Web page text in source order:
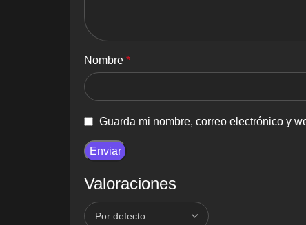
Valoraciones
Nombre *
Guarda mi nombre, correo electrónico y